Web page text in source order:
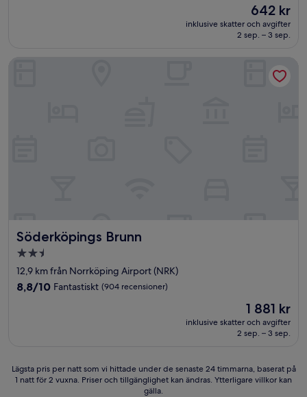
Priset
är
642 kr
642 kr
inklusive skatter och avgifter
2 sep. – 3 sep.
Söderköpings Brunn
Söderköpings Brunn
2.5-
stjärnigt
boende
12,9 km från Norrköping Airport (NRK)
8.8
8,8/10 Fantastiskt (904 recensioner)
Priset
är
1 881 kr
1 881 kr
inklusive skatter och avgifter
2 sep. – 3 sep.
Söderköpings Brunn
Lägsta
pris
Lägsta pris per natt som vi hittade under de senaste 24 timmarna, baserat på
1 natt för 2 vuxna. Priser och tillgänglighet kan ändras. Ytterligare villkor kan
gälla.